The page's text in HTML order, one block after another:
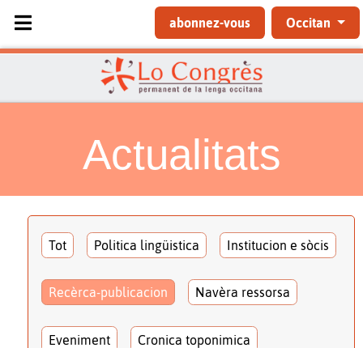
Sélectionnez votre langue
abonnez-vous Occitan
Actualitats
Tot Politica lingüistica Institucion e sòcis
Recèrca-publicacion Navèra ressorsa
Eveniment Cronica toponimica